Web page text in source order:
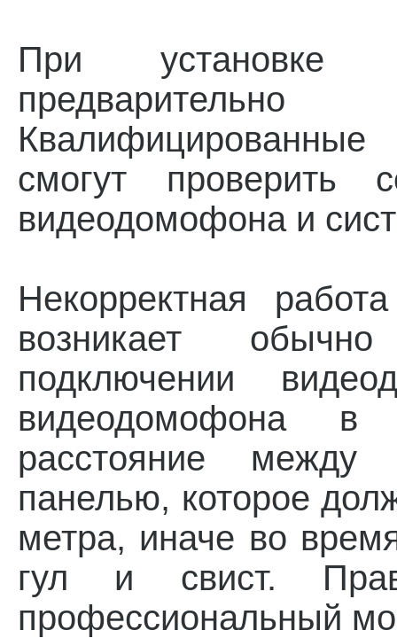
При установке
предварительно
смогут проверить
видеодомофона и
Некорректная
возникает
подключении
видеодомофона в
расстояние
панелью, которое
метра, иначе во
гул и свист.
профессиональный